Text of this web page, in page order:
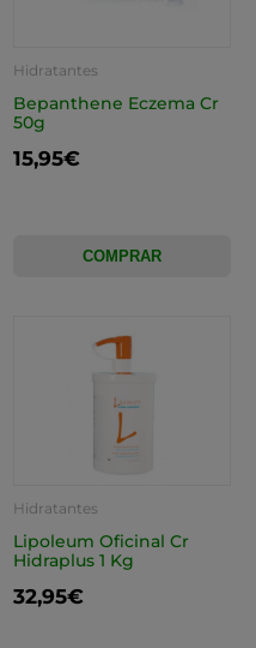
Hidratantes
Bepanthene Eczema Cr
50g
15,95€
COMPRAR
Hidratantes
Lipoleum Oficinal Cr
Hidraplus 1 Kg
32,95€